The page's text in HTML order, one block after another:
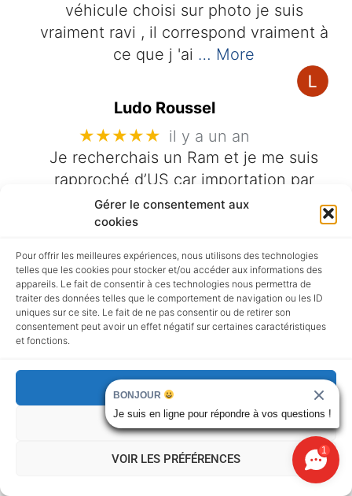
Gérer le consentement aux
cookies
Pour offrir les meilleures expériences, nous utilisons des technologies
telles que les cookies pour stocker et/ou accéder aux informations des
appareils. Le fait de consentir à ces technologies nous permettra de
traiter des données telles que le comportement de navigation ou les ID
uniques sur ce site. Le fait de ne pas consentir ou de retirer son
consentement peut avoir un effet négatif sur certaines caractéristiques
et fonctions.
ACCEPTER
REFUSER
VOIR LES PRÉFÉRENCES
véhicule choisi sur photo je suis
vraiment ravi , il correspond vraiment à
ce que j 'ai … More
Ludo Roussel
★★★★★ il y a un an
Je recherchais un Ram et je me suis
rapproché d’US car importation par
une annonce du bon coin.Des le début
Laurent a été a l’écoute dans mes
rapidement et ses conseils sont
précis.Il à répondu à toutes mes
questions et mes craintes, il répond
toujours par téléphone ou par mails et
jours.Après avoir effectué les
différents paiements il est très difficile
de faire confiance à une personne que
l’on ne voit pas physiquement mais Il
… More
1
BONJOUR
Je suis en ligne pour répondre à vos questions !